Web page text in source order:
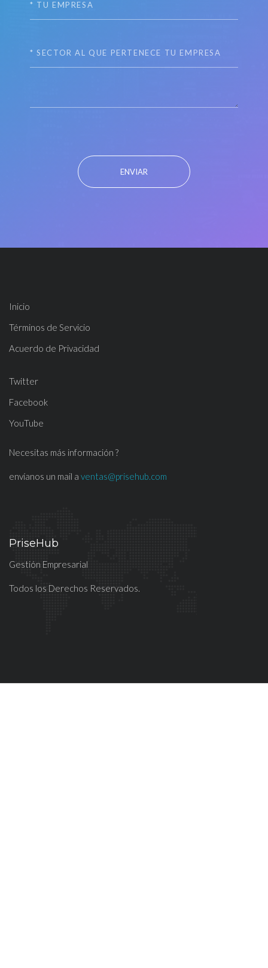
ENVIAR
Inicio
Términos de Servicio
Acuerdo de Privacidad
Twitter
Facebook
YouTube
Necesitas más información ?
envíanos un mail a ventas@prisehub.com
PriseHub
Gestión Empresarial
Todos los Derechos Reservados.